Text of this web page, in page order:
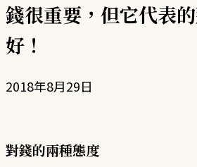
錢很重要，但它代表
好！
2018年8月29日
對錢的兩種態度